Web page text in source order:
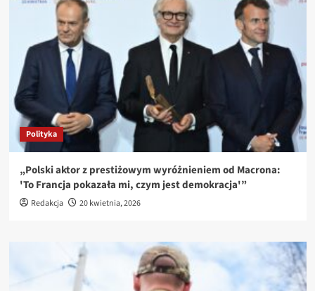
Polityka
„Polski aktor z prestiżowym wyróżnieniem od Macrona:
'To Francja pokazała mi, czym jest demokracja'”
Redakcja 20 kwietnia, 2026